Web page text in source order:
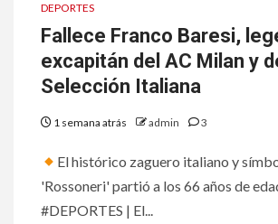
DEPORTES
Fallece Franco Baresi,
excapitán del AC Milan y
Selección Italiana
1 semana atrás admin 3
El histórico zaguero italiano y
'Rossoneri' partió a los 66 años de
#DEPORTES | El...